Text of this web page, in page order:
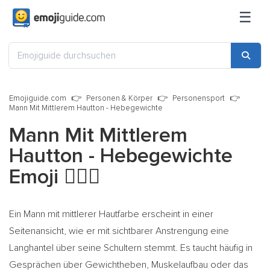
☰
Emojiguide.com Personen & Körper
Personensport
Mann Mit Mittlerem Hautton - Hebegewichte
Mann Mit Mittlerem
Hautton - Hebegewichte
Emoji 🏋🏽‍♂️
Ein Mann mit mittlerer Hautfarbe erscheint in einer
Seitenansicht, wie er mit sichtbarer Anstrengung eine
Langhantel über seine Schultern stemmt. Es taucht häufig in
Gesprächen über Gewichtheben, Muskelaufbau oder das